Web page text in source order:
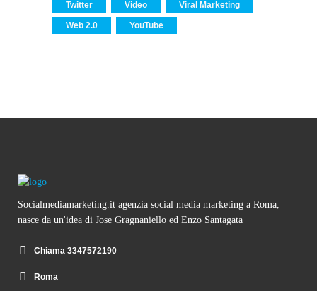
Twitter Video Viral Marketing
Web 2.0 YouTube
Socialmediamarketing.it agenzia social media marketing a Roma,
nasce da un'idea di Jose Gragnaniello ed Enzo Santagata
Chiama 3347572190
Roma